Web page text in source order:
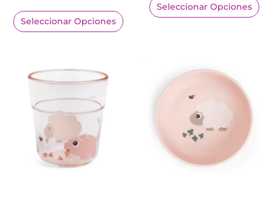
Seleccionar Opciones
Seleccionar Opciones